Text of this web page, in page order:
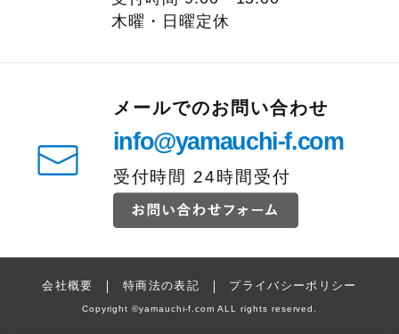
木曜・日曜定休
メールでのお問い合わせ
info@yamauchi-f.com
受付時間 24時間受付
会社概要 特商法の表記 プライバシーポリシー
Copyright ©yamauchi-f.com ALL rights reserved.